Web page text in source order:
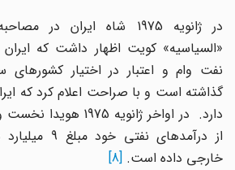
در ژانویه 1975 شاه ایران در
«السیاسیه» کویت اظهار داشت که ایران
نفت وام و اعتبار در اختیار کشورهای
گذاشته است و با صراحت اعلام کرد که
دارد. در اواخر ژانویه 1975
از درآمدهای نفتی
خارجی داده است.[8]